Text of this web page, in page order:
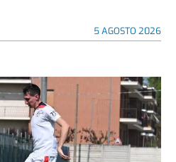
5 AGOSTO 2026